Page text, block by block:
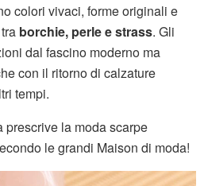
colori vivaci, forme originali e
borchie, perle e strass. Gli
dal fascino moderno ma
con il ritorno di calzature
tempi.
la moda scarpe
le grandi Maison di moda!